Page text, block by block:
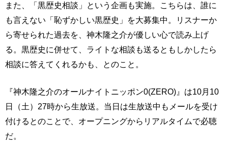
また、「黒歴史相談」という企画も実施。こちらは、誰に
も言えない「恥ずかしい黒歴史」を大募集中。リスナーか
ら寄せられた過去を、神木隆之介が優しい心で読み上げ
る。黒歴史に併せて、ライトな相談も送るともしかしたら
相談に答えてくれるかも、とのこと。
『神木隆之介のオールナイトニッポン0(ZERO)』は10月10
日（土）27時から生放送。当日は生放送中もメールを受け
付けるとのことで、オープニングからリアルタイムで必聴
だ。